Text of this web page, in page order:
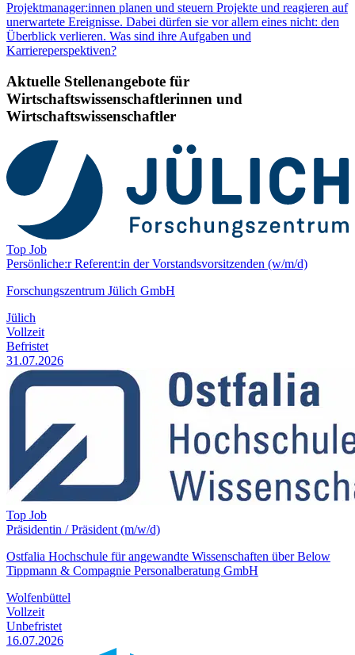
Projektmanager:innen planen und steuern Projekte und reagieren auf
unerwartete Ereignisse. Dabei dürfen sie vor allem eines nicht: den
Überblick verlieren. Was sind ihre Aufgaben und
Karriereperspektiven?
Aktuelle Stellenangebote für
Wirtschaftswissenschaftlerinnen und
Wirtschaftswissenschaftler
Top Job
Persönliche:r Referent:in der Vorstands­vorsitzenden (w/m/d)
Forschungszentrum Jülich GmbH
Jülich
Vollzeit
Befristet
31.07.2026
Top Job
Präsidentin / Präsident (m/w/d)
Ostfalia Hochschule für angewandte Wissenschaften über Below
Tippmann & Compagnie Personalberatung GmbH
Wolfenbüttel
Vollzeit
Unbefristet
16.07.2026